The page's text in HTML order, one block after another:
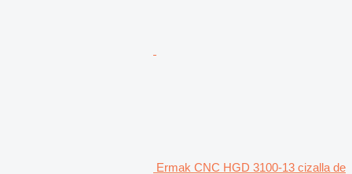
Ermak CNC HGD 3100-13 cizalla de